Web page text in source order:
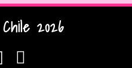
2026